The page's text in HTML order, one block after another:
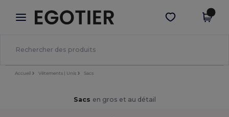
× Appli Egotier
Meilleurs prix sur l’app !
Obtenir l'appli
Accueil Vêtements | Unis Sacs
Sacs en gros et au détail